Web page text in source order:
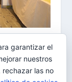
la Feria de
garantizar el
nuestros
las no